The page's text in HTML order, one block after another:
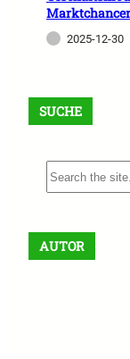
2025-12-30
SUCHE
S
e
r
c
AUTOR